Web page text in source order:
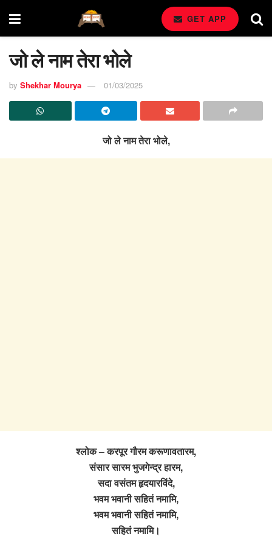
GET APP
जो ले नाम तेरा भोले
by Shekhar Mourya 01/03/2025
जो ले नाम तेरा भोले,
श्लोक – करपूर गौरम करूणावतारम,
संसार सारम भुजगेन्द्र हारम,
सदा वसंतम हृदयारविंदे,
भवम भवानी सहितं नमामि,
भवम भवानी सहितं नमामि,
सहितं नमामि।